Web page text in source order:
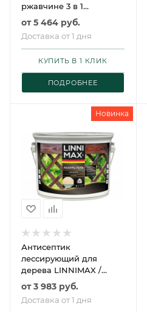
ржавчине 3 в 1
LINNIMAX /
ЛИННИМАКС
от5 464 руб.
Доставка от 1 дня
ПОДРОБНЕЕ
КУПИТЬ В 1 КЛИК
Новинка
Антисептик
лессирующий для
дерева LINNIMAX /
ЛИННИМАКС Лазурь-
от3 983 руб.
Доставка от 1 дня